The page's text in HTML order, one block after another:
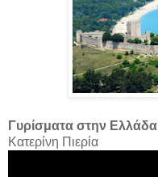
Γυρίσματα στην Ελλάδα
Κατερίνη Πιερία